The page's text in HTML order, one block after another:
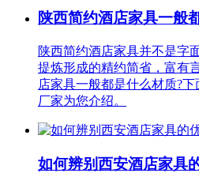
陕西简约酒店家具一般
陕西简约酒店家具并不是字
提炼形成的精约简省，富有
店家具一般都是什么材质?
厂家为您介绍。
如何辨别西安酒店家具